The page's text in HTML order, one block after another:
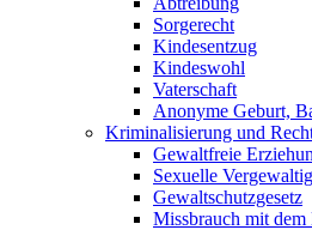
Sorgerecht
Kindesentzug
Kindeswohl
Vaterschaft
Anonyme Geburt,
Kriminalisierung und
Gewaltfreie
Sexuelle
Gewaltschutzgesetz
Missbrauch mit dem